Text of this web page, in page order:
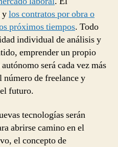
ylos contratos por obra o
próximos tiempos. Todo
individual de análisis y
emprender un propio
será cada vez más
de freelance y
futuro.
tecnologías serán
abrirse camino en el
el concepto de